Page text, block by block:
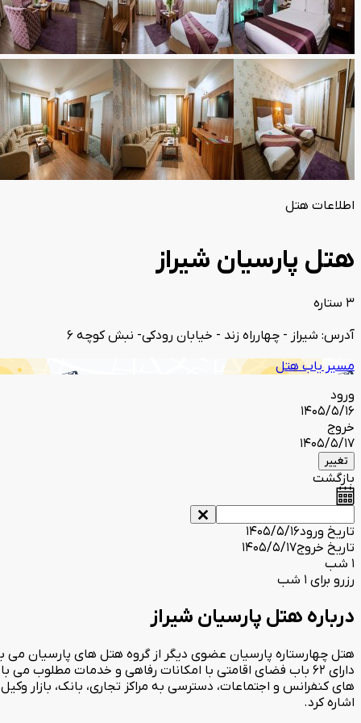
اطلاعات هتل
هتل پارسیان شیراز
3 ستاره
آدرس: شیراز - چهارراه زند - خیابان رودکی- نبش کوچه 6
مسیر یاب هتل
ورود
1405/5/16
خروج
1405/5/17
تغییر
بازگشت
تاریخ ورود1405/5/16
تاریخ خروج1405/5/17
1 شب
رزرو برای 1 شب
درباره هتل پارسیان شیراز
دارای 62 باب فضای اقامتی با امکانات رفاهی و خدمات مطلوب
های کنفرانس و اجتماعات، دسترسی به مراکز تجاری، بانک، بازار
اشاره کرد.